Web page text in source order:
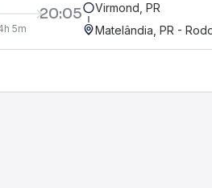
20:05
5m
Virmond, PR
Matelândia, PR -